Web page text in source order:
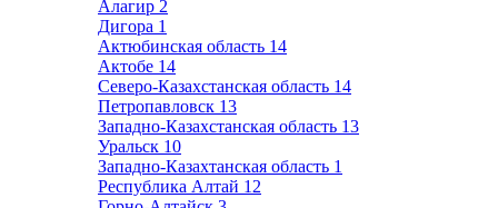
Алагир 2
Дигора 1
Актюбинская область 14
Актобе 14
Северо-Казахстанская область 14
Петропавловск 13
Западно-Казахстанская область 13
Уральск 10
Западно-Казахтанская область 1
Республика Алтай 12